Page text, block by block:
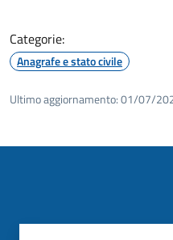
Categorie:
Anagrafe e stato civile
Ultimo aggiornamento:01/07/